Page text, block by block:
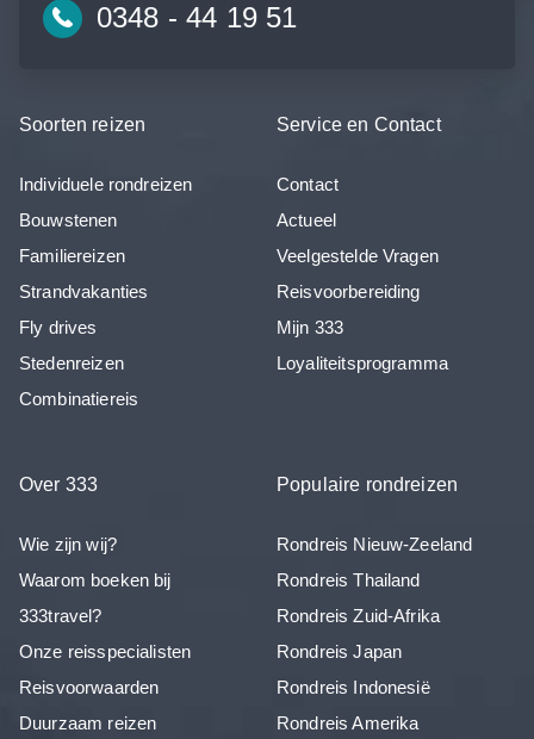
0348 - 44 19 51
Soorten reizen
Individuele rondreizen
Bouwstenen
Familiereizen
Strandvakanties
Fly drives
Stedenreizen
Combinatiereis
Service en Contact
Contact
Actueel
Veelgestelde Vragen
Reisvoorbereiding
Mijn 333
Loyaliteitsprogramma
Over 333
Wie zijn wij?
Waarom boeken bij
333travel?
Onze reisspecialisten
Reisvoorwaarden
Duurzaam reizen
Populaire rondreizen
Rondreis Nieuw-Zeeland
Rondreis Thailand
Rondreis Zuid-Afrika
Rondreis Japan
Rondreis Indonesië
Rondreis Amerika